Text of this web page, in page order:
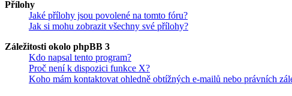
Přílohy
Jaké přílohy jsou povolené na tomto fóru?
Jak si mohu zobrazit všechny své přílohy?
Záležitosti okolo phpBB 3
Kdo napsal tento program?
Proč není k dispozici funkce X?
Koho mám kontaktovat ohledně obtížných e-mailů nebo právních